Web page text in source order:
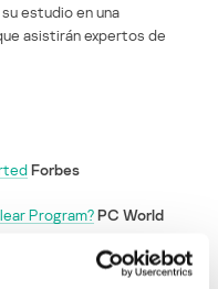
estudio en una
asistirán expertos de
Forbes
Program?PC World
nuclear plantCnet